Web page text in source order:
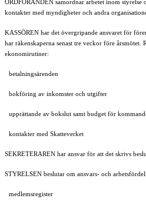
ORDFÖRANDEN samordnar arbetet inom styrelse
kontakter med myndigheter och andra
KASSÖREN har det övergripande ansvaret för
har räkenskaperna senast tre veckor före årsmötet.
ekonomirutiner:
av inkomster och utgifter
av bokslut samt budget för
med Skatteverket
SEKRETERAREN har ansvar för att det skrivs
STYRELSEN beslutar om ansvars- och